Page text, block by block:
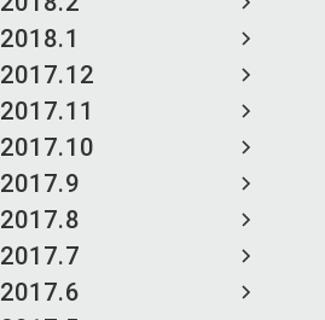
2018.1
2017.12
2017.11
2017.10
2017.9
2017.8
2017.7
2017.6